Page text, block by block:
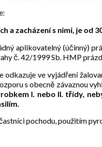
a zacházení s nimi, je
aplikovatelný
č. 42/1999 Sb. HMP
ve vyjádření
s obecně závaznou
I. nebo II. třídy,
pochodu, použitím